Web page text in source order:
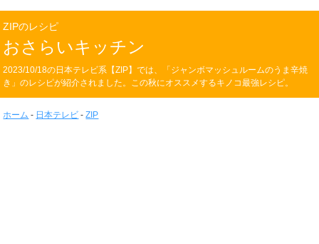
ZIPのレシピ
おさらいキッチン
2023/10/18の日本テレビ系【ZIP】では、「ジャンボマッシュルームのうま辛焼
き」のレシピが紹介されました。この秋にオススメするキノコ最強レシピ。
ホーム - 日本テレビ -ZIP